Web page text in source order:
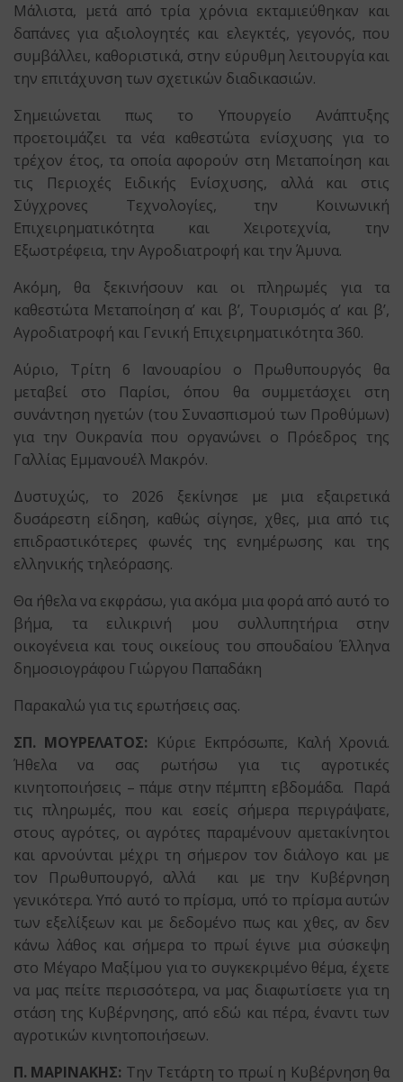
Μάλιστα, μετά από τρία χρόνια εκταμιεύθηκαν και
δαπάνες για αξιολογητές και ελεγκτές, γεγονός, που
συμβάλλει, καθοριστικά, στην εύρυθμη λειτουργία και
την επιτάχυνση των σχετικών διαδικασιών.
Σημειώνεται πως το Υπουργείο Ανάπτυξης
προετοιμάζει τα νέα καθεστώτα ενίσχυσης για το
τρέχον έτος, τα οποία αφορούν στη Μεταποίηση και
τις Περιοχές Ειδικής Ενίσχυσης, αλλά και στις
Σύγχρονες Τεχνολογίες, την Κοινωνική
Επιχειρηματικότητα και Χειροτεχνία, την
Εξωστρέφεια, την Αγροδιατροφή και την Άμυνα.
Ακόμη, θα ξεκινήσουν και οι πληρωμές για τα
καθεστώτα Μεταποίηση α’ και β’, Τουρισμός α’ και β’,
Αγροδιατροφή και Γενική Επιχειρηματικότητα 360.
Αύριο, Τρίτη 6 Ιανουαρίου ο Πρωθυπουργός θα
μεταβεί στο Παρίσι, όπου θα συμμετάσχει στη
συνάντηση ηγετών (του Συνασπισμού των Προθύμων)
για την Ουκρανία που οργανώνει ο Πρόεδρος της
Γαλλίας Εμμανουέλ Μακρόν.
Δυστυχώς, το 2026 ξεκίνησε με μια εξαιρετικά
δυσάρεστη είδηση, καθώς σίγησε, χθες, μια από τις
επιδραστικότερες φωνές της ενημέρωσης και της
ελληνικής τηλεόρασης.
Θα ήθελα να εκφράσω, για ακόμα μια φορά από αυτό το
βήμα, τα ειλικρινή μου συλλυπητήρια στην
οικογένεια και τους οικείους του σπουδαίου Έλληνα
δημοσιογράφου Γιώργου Παπαδάκη
Παρακαλώ για τις ερωτήσεις σας.
ΣΠ. ΜΟΥΡΕΛΑΤΟΣ: Κύριε Εκπρόσωπε, Καλή Χρονιά.
Ήθελα να σας ρωτήσω για τις αγροτικές
κινητοποιήσεις – πάμε στην πέμπτη εβδομάδα. Παρά
τις πληρωμές, που και εσείς σήμερα περιγράψατε,
στους αγρότες, οι αγρότες παραμένουν αμετακίνητοι
και αρνούνται μέχρι τη σήμερον τον διάλογο και με
τον Πρωθυπουργό, αλλά και με την Κυβέρνηση
γενικότερα. Υπό αυτό το πρίσμα, υπό το πρίσμα αυτών
των εξελίξεων και με δεδομένο πως και χθες, αν δεν
κάνω λάθος και σήμερα το πρωί έγινε μια σύσκεψη
στο Μέγαρο Μαξίμου για το συγκεκριμένο θέμα, έχετε
να μας πείτε περισσότερα, να μας διαφωτίσετε για τη
στάση της Κυβέρνησης, από εδώ και πέρα, έναντι των
αγροτικών κινητοποιήσεων.
Π. ΜΑΡΙΝΑΚΗΣ: Την Τετάρτη το πρωί η Κυβέρνηση θα